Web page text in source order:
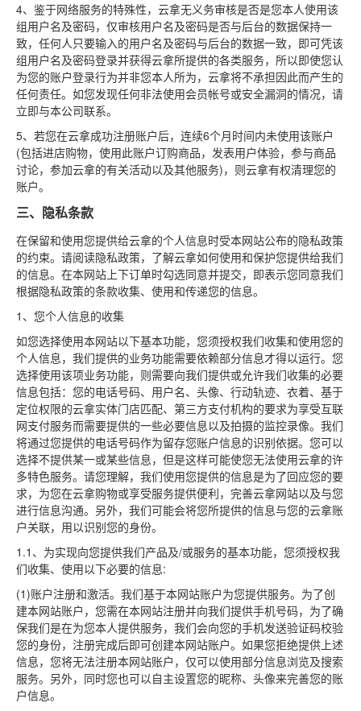
4、鉴于网络服务的特殊性，云拿无义务审核是否是您本人使用该
组用户名及密码，仅审核用户名及密码是否与后台的数据保持一
致，任何人只要输入的用户名及密码与后台的数据一致，即可凭该
组用户名及密码登录并获得云拿所提供的各类服务，所以即使您认
为您的账户登录行为并非您本人所为，云拿将不承担因此而产生的
任何责任。如您发现任何非法使用会员帐号或安全漏洞的情况，请
立即与本公司联系。
5、若您在云拿成功注册账户后，连续6个月时间内未使用该账户
(包括进店购物，使用此账户订购商品，发表用户体验，参与商品
讨论，参加云拿的有关活动以及其他服务)，则云拿有权清理您的
账户。
三、隐私条款
在保留和使用您提供给云拿的个人信息时受本网站公布的隐私政策
的约束。请阅读隐私政策，了解云拿如何使用和保护您提供给我们
的信息。在本网站上下订单时勾选同意并提交，即表示您同意我们
根据隐私政策的条款收集、使用和传递您的信息。
1、您个人信息的收集
如您选择使用本网站以下基本功能，您须授权我们收集和使用您的
个人信息，我们提供的业务功能需要依赖部分信息才得以运行。您
选择使用该项业务功能，则需要向我们提供或允许我们收集的必要
信息包括：您的电话号码、用户名、头像、行动轨迹、衣着、基于
定位权限的云拿实体门店匹配、第三方支付机构的要求为享受互联
网支付服务而需要提供的一些必要信息以及拍摄的监控录像。我们
将通过您提供的电话号码作为留存您账户信息的识别依据。您可以
选择不提供某一或某些信息，但是这样可能使您无法使用云拿的许
多特色服务。请您理解，我们使用您提供的信息是为了回应您的要
求，为您在云拿购物或享受服务提供便利，完善云拿网站以及与您
进行信息沟通。另外，我们可能会将您所提供的信息与您的云拿账
户关联，用以识别您的身份。
1.1、为实现向您提供我们产品及/或服务的基本功能，您须授权我
们收集、使用以下必要的信息:
(1)账户注册和激活。我们基于本网站账户为您提供服务。为了创
建本网站账户，您需在本网站注册并向我们提供手机号码，为了确
保我们是在为您本人提供服务，我们会向您的手机发送验证码校验
您的身份，注册完成后即可创建本网站账户。如果您拒绝提供上述
信息，您将无法注册本网站账户，仅可以使用部分信息浏览及搜索
服务。另外，同时您也可以自主设置您的昵称、头像来完善您的账
户信息。